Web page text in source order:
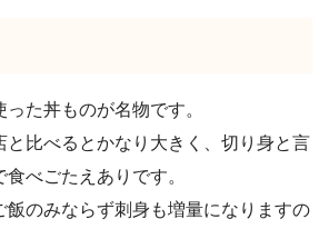
た丼ものが名物です。
と比べるとかなり大きく、切り身と言
べごたえありです。
飯のみならず刺身も増量になりますの